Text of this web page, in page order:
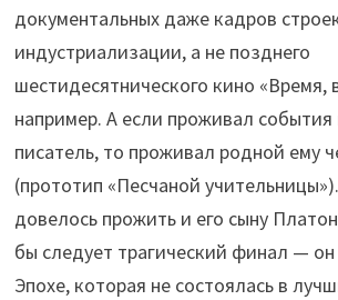
документальных даже кадров
индустриализации, а не позднего
шестидесятнического кино «Время,
например. А если проживал события
писатель, то проживал родной ему
(прототип «Песчаной
довелось прожить и его сыну
бы следует трагический финал —
Эпохе, которая не состоялась в